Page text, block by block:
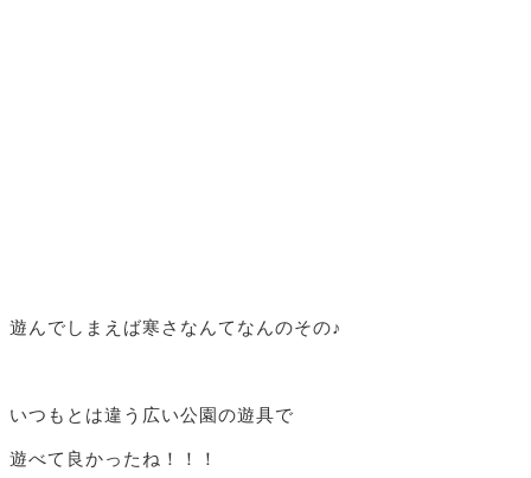
遊んでしまえば寒さなんてなんのその♪
いつもとは違う広い公園の遊具で
遊べて良かったね！！！